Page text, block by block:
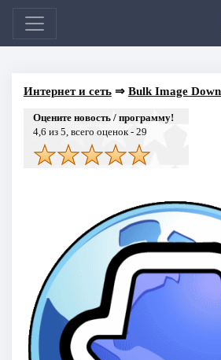
Интернет и сеть⇒ Bulk Image
Оцените новость / программу!
4,6 из 5, всего оценок - 29